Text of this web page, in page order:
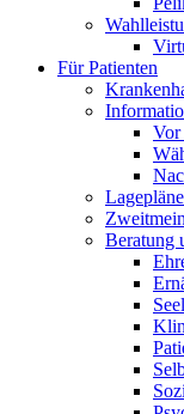
Für Patienten
Vor
Beratung